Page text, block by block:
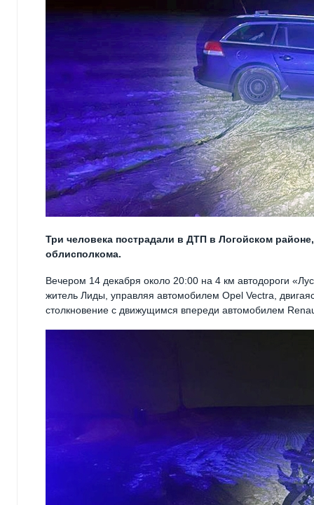
Три человека пострадали в ДТП в Логойском
облисполкома.
Вечером 14 декабря около 20:00 на 4 км автодороги
житель Лиды, управляя автомобилем Opel Vectra,
столкновение с движущимся впереди автомобилем